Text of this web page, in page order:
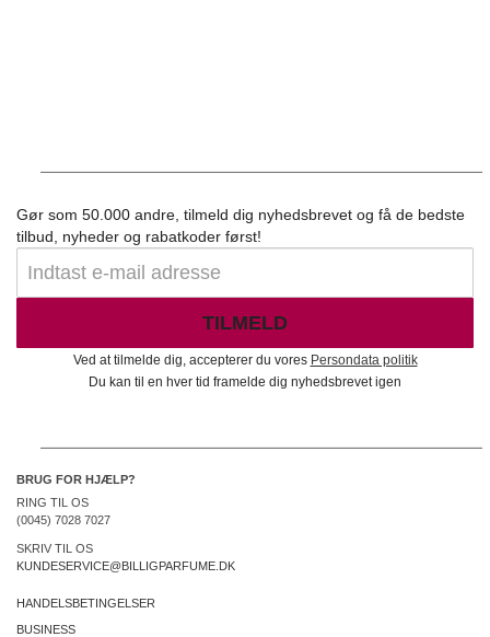
Gør som 50.000 andre, tilmeld dig nyhedsbrevet og få de bedste
tilbud, nyheder og rabatkoder først!
TILMELD
Ved at tilmelde dig, accepterer du vores Persondata politik
Du kan til en hver tid framelde dig nyhedsbrevet igen
BRUG FOR HJÆLP?
RING TIL OS
(0045) 7028 7027
SKRIV TIL OS
KUNDESERVICE@BILLIGPARFUME.DK
HANDELSBETINGELSER
BUSINESS